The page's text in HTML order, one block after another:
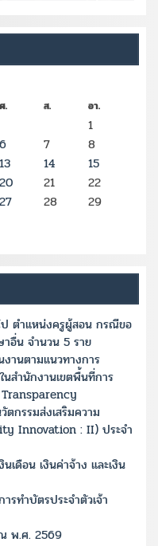
ศ. ส. อา.
1
6 7
8
13 14
15
20 21
22
27 28
29
ป ตำแหน่งครูผู้สอน กรณีขอ
อื่น จำนวน 5 ราย
งานตามแนวทางการ
นสำนักงานเขตพื้นที่การ
กรรมส่งเสริมความ
Innovation : II) ประจำ
เดือน เงินค่าจ้าง และเงิน
รทำบัตรประจำตัวเจ้า
พ.ศ. 2569